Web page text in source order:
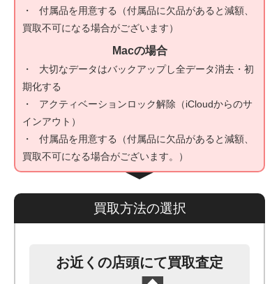
付属品を用意する（付属品に欠品があると減額、
買取不可になる場合がございます）
Macの場合
大切なデータはバックアップし全データ消去・初
期化する
アクティベーションロック解除（iCloudからのサ
インアウト）
付属品を用意する（付属品に欠品があると減額、
買取不可になる場合がございます。）
買取方法の選択
お近くの店頭にて買取査定